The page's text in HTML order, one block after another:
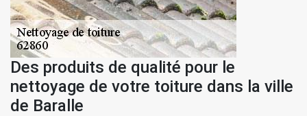
Des produits de qualité pour le
nettoyage de votre toiture dans la ville
de Baralle